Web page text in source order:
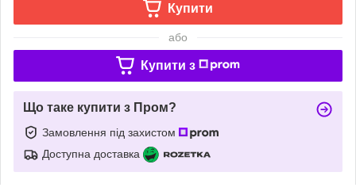
Купити
або
Купити з
Що таке купити з Пром?
Замовлення під захистом
Доступна доставка